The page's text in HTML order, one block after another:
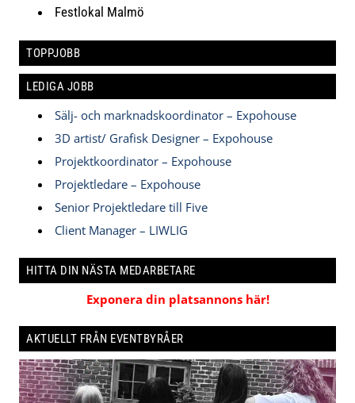
Festlokal Malmö
TOPPJOBB
LEDIGA JOBB
Sälj- och marknadskoordinator – Expohouse
3D artist/ Grafisk Designer – Expohouse
Projektkoordinator – Expohouse
Projektledare – Expohouse
Senior Projektledare till Five
Client Manager – LIWLIG
HITTA DIN NÄSTA MEDARBETARE
Exponera din platsannons här!
AKTUELLT FRÅN EVENTBYRÅER